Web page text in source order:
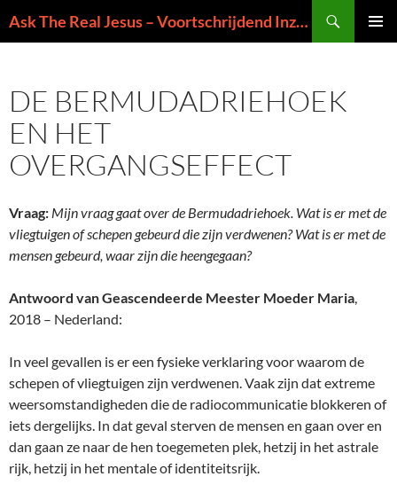
naar
Ask The Real Jesus – Voortschrijdend Inzicht in de Zin van het Leven
DE BERMUDADRIEHOEK
EN HET
OVERGANGSEFFECT
Vraag: Mijn vraag gaat over de Bermudadriehoek. Wat is er met de
vliegtuigen of schepen gebeurd die zijn verdwenen? Wat is er met de
mensen gebeurd, waar zijn die heengegaan?
Antwoord van Geascendeerde Meester Moeder Maria,
2018 – Nederland:
In veel gevallen is er een fysieke verklaring voor waarom de
schepen of vliegtuigen zijn verdwenen. Vaak zijn dat extreme
weersomstandigheden die de radiocommunicatie blokkeren of
iets dergelijks. In dat geval sterven de mensen en gaan over en
dan gaan ze naar de hen toegemeten plek, hetzij in het astrale
rijk, hetzij in het mentale of identiteitsrijk.